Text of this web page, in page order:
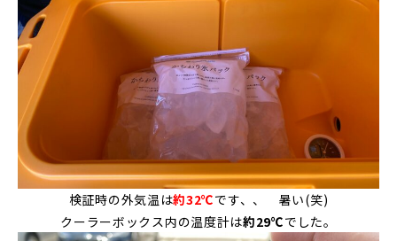
検証時の外気温は約32℃です、、 暑い(笑)
クーラーボックス内の温度計は約29℃でした。